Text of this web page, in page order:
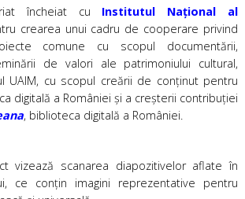
cu
Institutul Național al
crearea unui cadru de cooperare privind
comune cu scopul documentării,
de valori ale patrimoniului cultural,
UAIM, cu scopul creării de conţinut pentru
digitală a României şi a creşterii contribuţiei
, biblioteca digitală a României.
scanarea diapozitivelor aflate în
ce conţin imagini reprezentative pentru